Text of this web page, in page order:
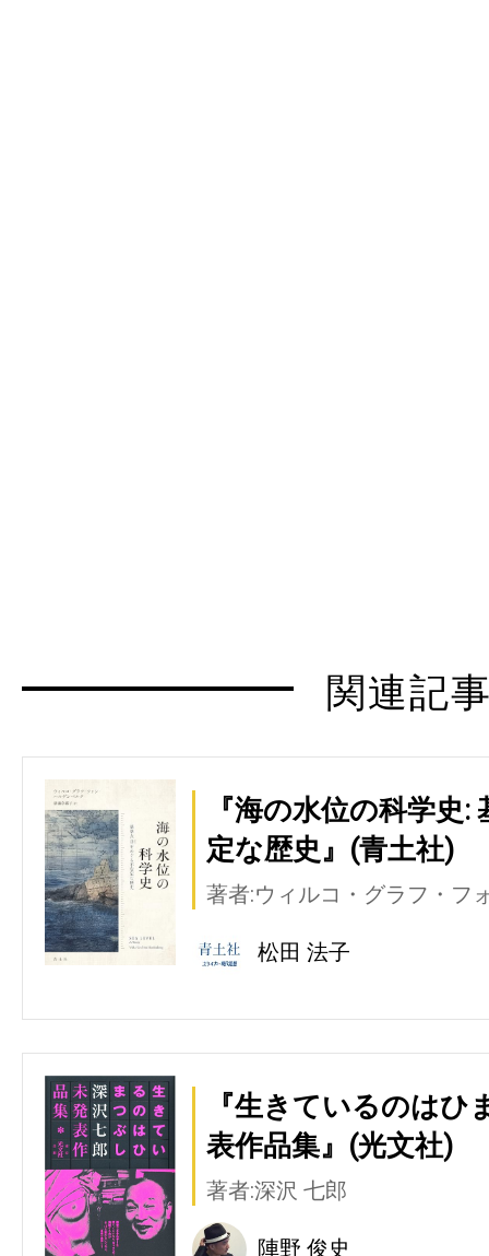
関連記
『海の水位の科学史
定な歴史』(青土社)
著者:ウィルコ・グラフ・フ
松田 法子
『生きているのはひ
表作品集』(光文社)
著者:深沢 七郎
陣野 俊史